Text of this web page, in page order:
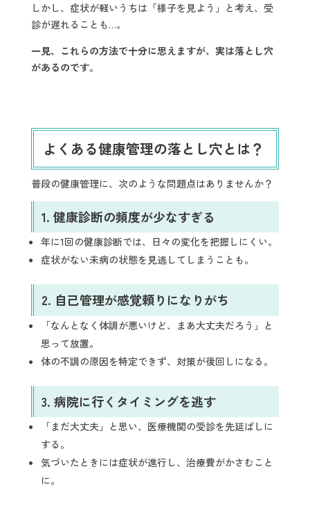
しかし、症状が軽いうちは「様子を見よう」と考え、受
診が遅れることも…。
一見、これらの方法で十分に思えますが、実は落とし穴
があるのです。
よくある健康管理の落とし穴とは？
普段の健康管理に、次のような問題点はありませんか？
1. 健康診断の頻度が少なすぎる
年に1回の健康診断では、日々の変化を把握しにくい。
症状がない未病の状態を見逃してしまうことも。
2. 自己管理が感覚頼りになりがち
「なんとなく体調が悪いけど、まあ大丈夫だろう」と
思って放置。
体の不調の原因を特定できず、対策が後回しになる。
3. 病院に行くタイミングを逃す
「まだ大丈夫」と思い、医療機関の受診を先延ばしに
する。
気づいたときには症状が進行し、治療費がかさむこと
に。